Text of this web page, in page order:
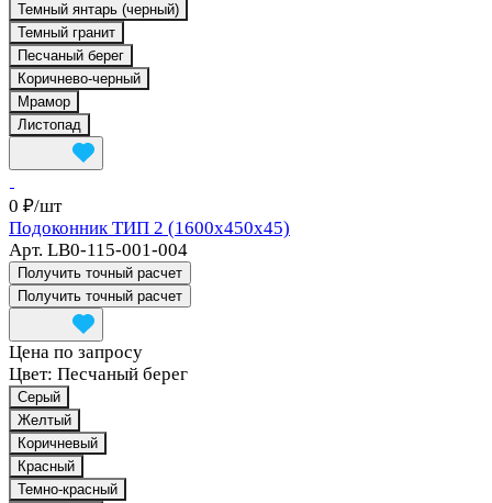
Темный янтарь (черный)
Темный гранит
Песчаный берег
Коричнево-черный
Мрамор
Листопад
0 ₽/шт
Подоконник ТИП 2 (1600x450x45)
Арт. LB0-115-001-004
Получить точный расчет
Получить точный расчет
Цена по запросу
Цвет: Песчаный берег
Серый
Желтый
Коричневый
Красный
Темно-красный